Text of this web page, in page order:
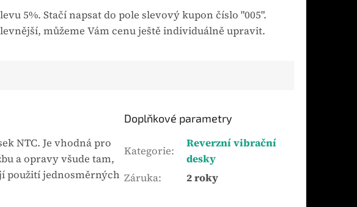
5%. Stačí napsat do pole slevový kupon číslo "005".
můžeme Vám cenu ještě individuálně upravit.
NTC. Je vhodná pro
a opravy všude tam,
použití jednosměrných
Doplňkové parametry
Kategorie:
Reverzní vibrační
desky
Záruka: 2 roky